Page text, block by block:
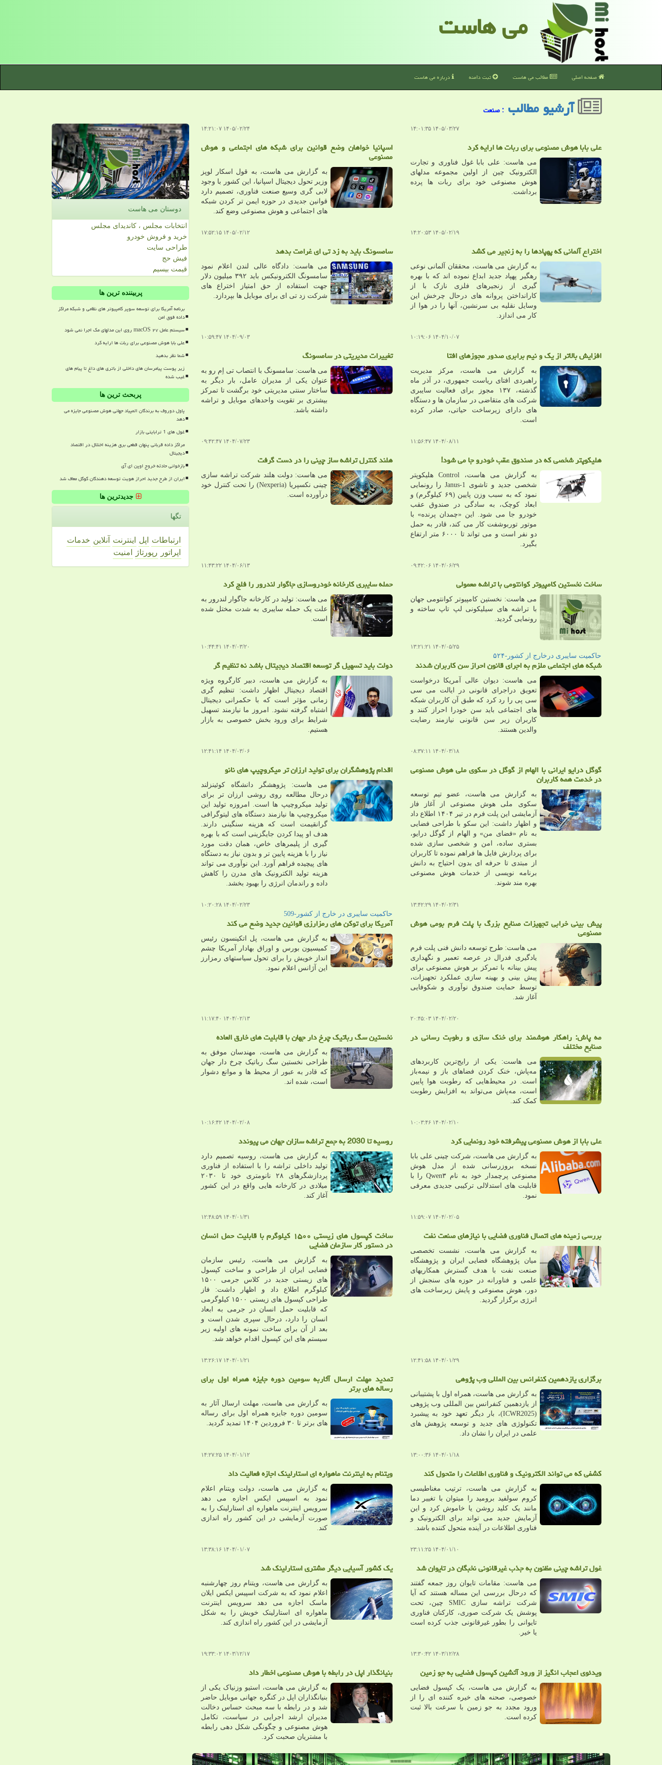
می هاست
صفحه اصلی مطالب می هاست ثبت دامنه درباره می هاست
آرشیو مطالب : صنعت
۱۴۰۵/۰۳/۲۷ ۱۴:۰۱:۳۵
علی بابا هوش مصنوعی برای ربات ها ارایه کرد
می هاست: علی بابا غول فناوری و تجارت
الکترونیک چین از اولین مجموعه مدلهای
هوش مصنوعی خود برای ربات ها پرده
برداشت.
۱۴۰۵/۰۲/۲۴ ۱۴:۲۱:۰۷
اسپانیا خواهان وضع قوانین برای شبکه های اجتماعی و هوش
مصنوعی
به گزارش می هاست، به قول اسکار لوپز
وزیر تحول دیجیتال اسپانیا، این کشور با وجود
لابی گری وسیع صنعت فناوری، تصمیم دارد
قوانین جدیدی در حوزه ایمن تر کردن شبکه
های اجتماعی و هوش مصنوعی وضع کند.
۱۴۰۵/۰۲/۱۹ ۱۴:۲۰:۵۳
اختراع آلمانی که پهپادها را به زنجیر می کشد
به گزارش می هاست، محققان آلمانی نوعی
رهگیر پهپاد جدید ابداع نموده اند که با بهره
گیری از زنجیرهای فلزی نازک با از
کارانداختن پروانه های درحال چرخش این
وسایل نقلیه بی سرنشین، آنها را در هوا از
کار می اندازد.
۱۴۰۵/۰۲/۱۲ ۱۷:۵۲:۱۵
سامسونگ باید به زد تی ای غرامت بدهد
می هاست: دادگاه عالی لندن اعلام نمود
سامسونگ الکترونیکس باید ۳۹۲ میلیون دلار
جهت استفاده از حق امتیاز اختراع های
شرکت زد تی ای برای موبایل ها بپردازد.
۱۴۰۴/۱۰/۰۷ ۱۰:۱۹:۰۶
افزایش بالاتر از یک و نیم برابری صدور مجوزهای افتا
به گزارش می هاست، مرکز مدیریت
راهبردی افتای ریاست جمهوری، در آذر ماه
گذشته، ۱۳۷ مجوز برای فعالیت سایبری
شرکت های متقاضی در سازمان ها و دستگاه
های دارای زیرساخت حیاتی، صادر کرده
است.
۱۴۰۴/۰۹/۰۳ ۱۰:۵۹:۴۷
تغییرات مدیریتی در سامسونگ
می هاست: سامسونگ با انتصاب تی اِم رو به
عنوان یکی از مدیران عامل، بار دیگر به
ساختار سنتی مدیریتی خود برگشت تا تمرکز
بیشتری بر تقویت واحدهای موبایل و تراشه
داشته باشد.
۱۴۰۴/۰۸/۱۱ ۱۱:۵۶:۴۷
هلیکوپتر شخصی که در صندوق عقب خودرو جا می شود!
به گزارش می هاست، Control هلیکوپتر
شخصی جدید و تاشوی Janus-1 را رونمایی
نمود که به سبب وزن پایین (۶۹ کیلوگرم) و
ابعاد کوچک، به سادگی در صندوق عقب
خودرو جا می شود. این «چمدان پرنده» با
موتور توربوشفت کار می کند، قادر به حمل
دو نفر است و می تواند تا ۶۰۰۰ متر ارتفاع
بگیرد.
۱۴۰۴/۰۷/۲۳ ۰۹:۴۲:۴۷
هلند کنترل تراشه ساز چینی را در دست گرفت
می هاست: دولت هلند شرکت تراشه سازی
چینی نکسپریا (Nexperia) را تحت کنترل خود
درآورده است.
۱۴۰۴/۰۶/۲۹ ۰۹:۴۲:۰۶
ساخت نخستین کامپیوتر کوانتومی با تراشه معمولی
می هاست: نخستین کامپیوتر کوانتومی جهان
با تراشه های سیلیکونی لپ تاپ ساخته و
رونمایی گردید.
۱۴۰۴/۰۶/۱۳ ۱۱:۴۳:۲۲
حمله سایبری کارخانه خودروسازی جاگوار لندرور را فلج کرد
می هاست: تولید در کارخانه جاگوار لندرور به
علت یک حمله سایبری به شدت مختل شده
است.
۱۴۰۴/۰۵/۲۵ ۱۳:۲۱:۲۱
حاكمیت سایبری درخارج از كشور-۵۲۴
شبکه های اجتماعی ملزم به اجرای قانون احراز سن کاربران شدند
می هاست: دیوان عالی آمریکا درخواست
تعویق دراجرای قانونی در ایالت می سی
سی پی را رد کرد که طبق آن کاربران شبکه
های اجتماعی باید سن خودرا احراز کنند و
کاربران زیر سن قانونی نیازمند رضایت
والدین هستند.
۱۴۰۴/۰۳/۲۰ ۱۰:۴۴:۴۱
دولت باید تسهیل گر توسعه اقتصاد دیجیتال باشد نه تنظیم گر
به گزارش می هاست، دبیر کارگروه ویژه
اقتصاد دیجیتال اظهار داشت: تنظیم گری
زمانی مؤثر است که با حکمرانی دیجیتال
اشتباه گرفته نشود. امروز ما نیازمند تسهیل
شرایط برای ورود بخش خصوصی به بازار
هستیم.
۱۴۰۴/۰۳/۱۸ ۰۸:۳۷:۱۱
گوگل درایو ایرانی با الهام از گوگل در سکوی ملی هوش مصنوعی
در خدمت همه کاربران
به گزارش می هاست، عضو تیم توسعه
سکوی ملی هوش مصنوعی از آغاز فاز
آزمایشی این پلت فرم در تیر ۱۴۰۴ اطلاع داد
و اظهار داشت: این سکو با طراحی فضایی
به نام «فضای من» و الهام از گوگل درایو،
بستری ساده، امن و شخصی سازی شده
برای پردازش فایل ها فراهم نموده تا کاربران
از مبتدی تا حرفه ای بدون احتیاج به دانش
برنامه نویسی از خدمات هوش مصنوعی
بهره مند شوند.
۱۴۰۴/۰۳/۰۶ ۱۲:۴۱:۱۴
اقدام پژوهشگران برای تولید ارزان تر میکروچیپ های نانو
می هاست: پژوهشگر دانشگاه کوئینزلند
درحال مطالعه روی روشی ارزان تر برای
تولید میکروچیپ ها است. امروزه تولید این
میکروچیپ ها نیازمند دستگاه های لیتوگرافی
گرانقیمت است که هزینه سنگینی دارند.
هدف او پیدا کردن جایگزینی است که با بهره
گیری از پلیمرهای خاص، همان دقت مورد
نیاز را با هزینه پایین تر و بدون نیاز به دستگاه
های پیچیده فراهم آورد. این نوآوری می تواند
هزینه تولید الکترونیک های مدرن را کاهش
داده و راندمان انرژی را بهبود بخشد.
۱۴۰۴/۰۲/۳۱ ۱۳:۴۲:۲۹
پیش بینی خرابی تجهیزات صنایع بزرگ با پلت فرم بومی هوش
مصنوعی
می هاست: طرح توسعه دانش فنی پلت فرم
یادگیری فدرال در عرصه تعمیر و نگهداری
پیش بینانه با تمرکز بر هوش مصنوعی برای
پیش بینی و بهینه سازی عملکرد تجهیزات،
توسط حمایت صندوق نوآوری و شکوفایی
آغاز شد.
۱۴۰۴/۰۲/۲۳ ۱۰:۲۰:۲۸
حاكمیت سایبری در خارج از كشور-509
آمریکا برای توکن های رمزارزی قوانین جدید وضع می کند
به گزارش می هاست، پل اتکینسون رئیس
کمیسیون بورس و اوراق بهادار آمریکا چشم
انداز خویش را برای تحول سیاستهای رمزارز
این آژانس اعلام نمود.
۱۴۰۴/۰۲/۲۰ ۲۰:۴۵:۰۳
مه پاش: راهکار هوشمند برای خنک سازی و رطوبت رسانی در
صنایع مختلف
می هاست: یکی از رایج‌ترین کاربردهای
مه‌پاش، خنک کردن فضاهای باز و نیمه‌باز
است. در محیط‌هایی که رطوبت هوا پایین
است، مه‌پاش می‌تواند به افزایش رطوبت
کمک کند.
۱۴۰۴/۰۲/۱۳ ۱۱:۱۷:۴۰
نخستین سگ رباتیک چرخ دار جهان با قابلیت های خارق العاده
به گزارش می هاست، مهندسان موفق به
طراحی نخستین سگ رباتیک چرخ دار جهان
که قادر به عبور از محیط ها و موانع دشوار
است، شده اند.
۱۴۰۴/۰۲/۱۰ ۱۰:۰۳:۴۶
علی بابا از هوش مصنوعی پیشرفته خود رونمایی کرد
به گزارش می هاست، شرکت چینی علی بابا
نسخه بروزرسانی شده از مدل هوش
مصنوعی پرچمدار خود به نام Qwen۳ را با
قابلیت های استدلالی ترکیبی جدیدی معرفی
نمود.
۱۴۰۴/۰۲/۰۸ ۱۰:۱۶:۴۲
روسیه تا 2030 به جمع تراشه سازان جهان می پیوندد
به گزارش می هاست، روسیه تصمیم دارد
تولید داخلی تراشه را با استفاده از فناوری
پردازشگرهای ۲۸ نانومتری خود تا ۲۰۳۰
میلادی در کارخانه هایی واقع در این کشور
آغاز کند.
۱۴۰۴/۰۲/۰۵ ۱۱:۵۹:۰۷
بررسی زمینه های اتصال فناوری فضایی با نیازهای صنعت نفت
به گزارش می هاست، نشست تخصصی
میان پژوهشگاه فضایی ایران و پژوهشگاه
صنعت نفت با هدف گسترش همکاریهای
علمی و فناورانه در حوزه های سنجش از
دور، هوش مصنوعی و پایش زیرساخت های
انرژی برگزار گردید.
۱۴۰۴/۰۱/۳۱ ۱۲:۴۸:۵۹
ساخت کپسول های زیستی ۱۵۰۰ کیلوگرم با قابلیت حمل انسان
در دستور کار سازمان فضایی
به گزارش می هاست، رئیس سازمان
فضایی ایران از طراحی و ساخت کپسول
های زیستی جدید در کلاس جرمی ۱۵۰۰
کیلوگرم اطلاع داد و اظهار داشت: فاز
طراحی کپسول های زیستی ۱۵۰۰ کیلوگرمی
که قابلیت حمل انسان در جرمی به ابعاد
انسان را دارد، درحال سپری شدن است و
بعد از آن برای ساخت نمونه های اولیه زیر
سیستم های این کپسول اقدام خواهد شد.
۱۴۰۴/۰۱/۲۹ ۱۲:۴۱:۵۸
برگزاری یازدهمین کنفرانس بین المللی وب پژوهی
به گزارش می هاست، همراه اول با پشتیبانی
از یازدهمین کنفرانس بین المللی وب پژوهی
(ICWR2025)، بار دیگر تعهد خود به پیشبرد
تکنولوژی های جدید و توسعه پژوهش های
علمی در ایران را نشان داد.
۱۴۰۴/۰۱/۲۱ ۱۳:۲۶:۱۷
تمدید مهلت ارسال آثاربه سومین دوره جایزه همراه اول برای
رساله های برتر
به گزارش می هاست، مهلت ارسال آثار به
سومین دوره جایزه همراه اول برای رساله
های برتر تا ۳۰ فروردین ۱۴۰۴ تمدید گردید.
۱۴۰۴/۰۱/۱۸ ۱۳:۰۰:۳۶
کشفی که می تواند الکترونیک و فناوری اطلاعات را متحول کند
به گزارش می هاست، ترتیب مغناطیسی
کروم سولفید برومید را میتوان با تغییر دما
مانند یک کلید روشن یا خاموش کرد و این
آزمایش جدید می تواند برای الکترونیک و
فناوری اطلاعات در آینده متحول کننده باشد.
۱۴۰۴/۰۱/۱۲ ۱۴:۲۷:۲۵
ویتنام به اینترنت ماهواره ای استارلینک اجازه فعالیت داد
به گزارش می هاست، دولت ویتنام اعلام
نمود به اسپیس ایکس اجازه می دهد
سرویس اینترنت ماهواره ای استارلینک را به
صورت آزمایشی در این کشور راه اندازی
کند.
۱۴۰۴/۰۱/۱۰ ۲۳:۱۱:۲۵
غول تراشه چینی مظنون به جذب غیرقانونی نخبگان در تایوان شد
می هاست: مقامات تایوان روز جمعه گفتند
که درحال بررسی این مساله هستند که آیا
شرکت تراشه سازی SMIC چین، تحت
پوشش یک شرکت صوری، کارکنان فناوری
تایوانی را بطور غیرقانونی جذب کرده است
یا خیر.
۱۴۰۴/۰۱/۰۷ ۱۳:۳۸:۱۶
یک کشور آسیایی دیگر مشتری استارلینک شد
به گزارش می هاست، ویتنام روز چهارشنبه
اعلام نمود که به شرکت اسپیس ایکس ایلان
ماسک اجازه می دهد سرویس اینترنت
ماهواره ای استارلینک خویش را به شکل
آزمایشی در این کشور راه اندازی کند.
۱۴۰۳/۱۲/۲۸ ۱۳:۳۰:۴۲
ویدئوی اعجاب انگیز از ورود آتشین کپسول فضایی به جو زمین
به گزارش می هاست، یک کپسول فضایی
خصوصی، صحنه های خیره کننده ای را از
ورود مجدد به جو زمین با سرعت بالا ثبت
کرده است.
۱۴۰۳/۱۲/۱۷ ۱۹:۳۳:۰۲
بنیانگذار اپل در رابطه با هوش مصنوعی اخطار داد
به گزارش می هاست، استیو وزنیاک یکی از
بنیانگذاران اپل در کنگره جهانی موبایل حاضر
شد و در رابطه با سه مبحث حساس دخالت
مدیران ارشد اجرایی در سیاست، تکامل
هوش مصنوعی و چگونگی شکل دهی رابطه
با مشتریان صحبت کرد.
دوستان می هاست
انتخابات مجلس ، کاندیدای مجلس
خرید و فروش خودرو
طراحی سایت
فیش حج
قیمت بیسیم
پربیننده ترین ها
برنامه آمریکا برای توسعه سوپر کامپیوتر های نظامی و شبکه مراکز
داده فوق امن
سیستم عامل macOS ۲۷ روی این مدلهای مک اجرا نمی شود
علی بابا هوش مصنوعی برای ربات ها ارایه کرد
شما نظر بدهید
زیر پوست پیامرسان های داخلی از باتری های داغ تا پیام های
غیب شده
پربحث ترین ها
پاول دوروف به برندگان المپیاد جهانی هوش مصنوعی جایزه می
دهد
غول های 1 ترابایتی بازار
مراکز داده قربانی پنهان قطعی برق هزینه اختلال در اقتصاد
دیجیتال
بازخوانی حادثه خروج اوپن ای آی
ایران از طرح جدید احراز هویت توسعه دهندگان گوگل معاف شد
جدیدترین ها
تگها
ارتباطات اپل اینترنت آنلاین خدمات
اپراتور
رپورتاژ امنیت